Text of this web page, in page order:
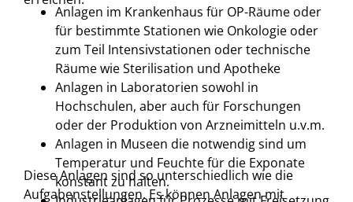
Anlagen im Krankenhaus für OP-Räume oder
für bestimmte Stationen wie Onkologie oder
zum Teil Intensivstationen oder technische
Räume wie Sterilisation und Apotheke
Anlagen in Laboratorien sowohl in
Hochschulen, aber auch für Forschungen
oder der Produktion von Arzneimitteln u.v.m.
Anlagen in Museen die notwendig sind um
Temperatur und Feuchte für die Exponate
konstant zu halten.
Diese Anlagen sind so unterschiedlich wie die
Aufgabenstellungen. Es können Anlagen mit